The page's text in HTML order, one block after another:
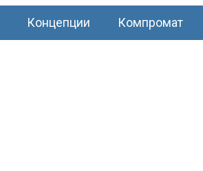
Концепции Компромат